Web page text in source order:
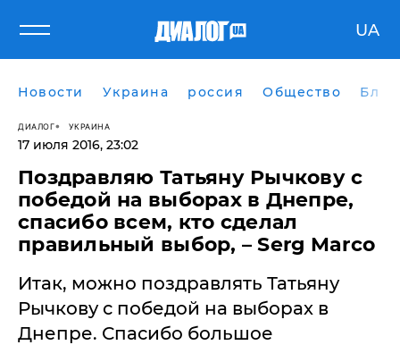
UA
Новости Украина россия Общество
ДИАЛОГ УКРАИНА
17 июля 2016, 23:02
Поздравляю Татьяну Рычкову с
победой на выборах в Днепре,
спасибо всем, кто сделал
правильный выбор, – Serg Marco
​Итак, можно поздравлять Татьяну
Рычкову с победой на выборах в
Днепре. Спасибо большое